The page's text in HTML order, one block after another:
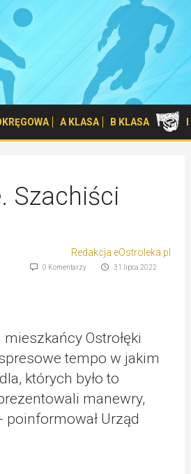
A KLASA B KLASA
Szachiści
Redakcja eOstroleka.pl
31 lipca 2022
0 Komentarzy
Ostrołęki
tempo w jakim
których było to
manewry,
Urząd